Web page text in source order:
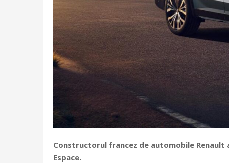
Constructorul francez de automobile
Espace.